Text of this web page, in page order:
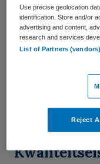
betrokken
aangeboden
Nederland en
behandelaren
versie
Use precise geolocation
identification. Store and/or
advertising and content,
research and services
List of Partners (vendors)
Reject